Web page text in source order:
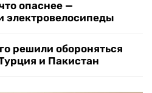
опаснее —
электровелосипеды
решили обороняться
и Пакистан